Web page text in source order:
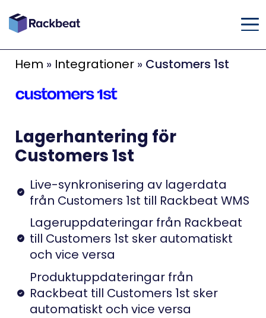
Hem » Integrationer» Customers 1st
Lagerhantering för
Customers 1st
Live-synkronisering av lagerdata
från Customers 1st till Rackbeat WMS
Lageruppdateringar från Rackbeat
till Customers 1st sker automatiskt
och vice versa
Produktuppdateringar från
Rackbeat till Customers 1st sker
automatiskt och vice versa